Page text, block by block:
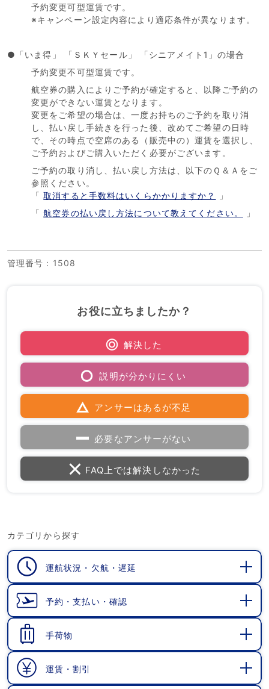
予約変更可型運賃です。
※キャンペーン設定内容により適応条件が異なります。
●「いま得」 「ＳＫＹセール」 「シニアメイト1」の場合
予約変更不可型運賃です。
航空券の購入によりご予約が確定すると、以降ご予約の
変更ができない運賃となります。
変更をご希望の場合は、一度お持ちのご予約を取り消
し、払い戻し手続きを行った後、改めてご希望の日時
で、その時点で空席のある（販売中の）運賃を選択し、
ご予約およびご購入いただく必要がございます。
ご予約の取り消し、払い戻し方法は、以下のＱ＆Ａをご
参照ください。
「取消すると手数料はいくらかかりますか？
」
「航空券の払い戻し方法について教えてください。 」
管理番号 ：1508
お役に立ちましたか？
解決した
説明が分かりにくい
アンサーはあるが不足
必要なアンサーがない
FAQ上では解決しなかった
カテゴリから探す
運航状況・欠航・遅延
予約・支払い・確認
手荷物
運賃・割引